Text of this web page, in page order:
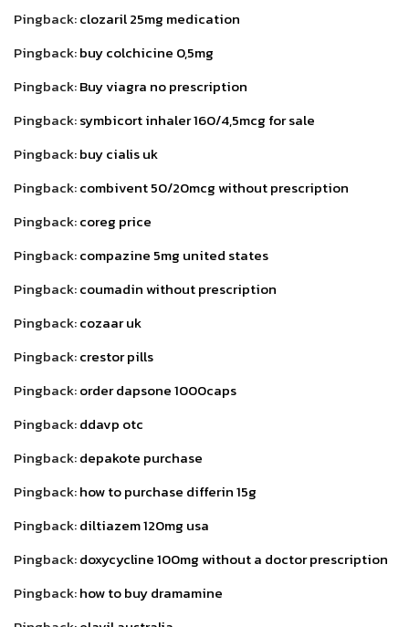
Pingback:clozaril 25mg medication
Pingback:buy colchicine 0,5mg
Pingback:Buy viagra no prescription
Pingback:symbicort inhaler 160/4,5mcg for sale
Pingback:buy cialis uk
Pingback:combivent 50/20mcg without prescription
Pingback:coreg price
Pingback:compazine 5mg united states
Pingback:coumadin without prescription
Pingback:cozaar uk
Pingback:crestor pills
Pingback:order dapsone 1000caps
Pingback:ddavp otc
Pingback:depakote purchase
Pingback:how to purchase differin 15g
Pingback:diltiazem 120mg usa
Pingback:doxycycline 100mg without a doctor prescription
Pingback:how to buy dramamine